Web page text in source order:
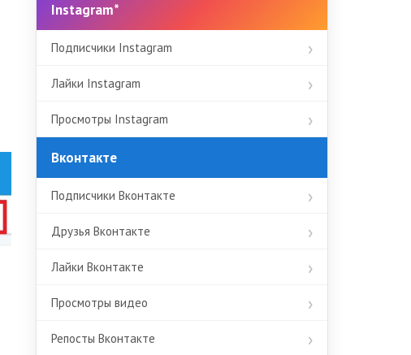
Instagram*
Подписчики Instagram
Лайки Instagram
Просмотры Instagram
Вконтакте
Подписчики Вконтакте
Друзья Вконтакте
Лайки Вконтакте
Просмотры видео
Репосты Вконтакте